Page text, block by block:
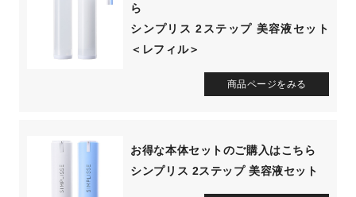
ら
シンプリス 2ステップ 美容液セット
＜レフィル＞
商品ページをみる
お得な本体セットのご購入はこちら
シンプリス 2ステップ 美容液セット